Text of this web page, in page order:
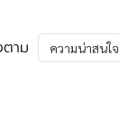
ตาม ความน่าสนใจ